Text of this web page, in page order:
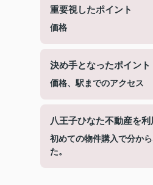
重要視したポイント
価格
決め手となったポイント
価格、駅までのアクセス
八王子ひなた不動産を利
初めての物件購入で分か
た。